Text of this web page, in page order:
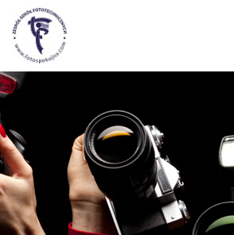
treści